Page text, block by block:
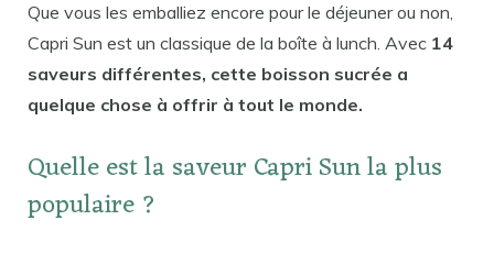
Que vous les emballiez encore pour le déjeuner ou non,
Capri Sun est un classique de la boîte à lunch. Avec 14
saveurs différentes, cette boisson sucrée a
quelque chose à offrir à tout le monde.
Quelle est la saveur Capri Sun la plus
populaire ?